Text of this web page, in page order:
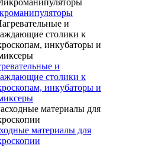
и
столики к
инкубаторы и
материалы для